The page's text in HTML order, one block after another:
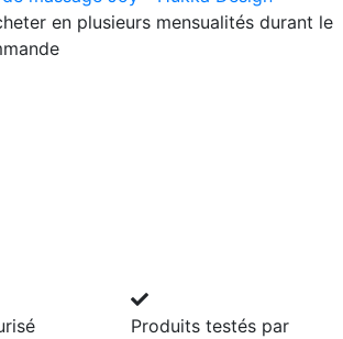
en plusieurs mensualités durant le
Produits testés par